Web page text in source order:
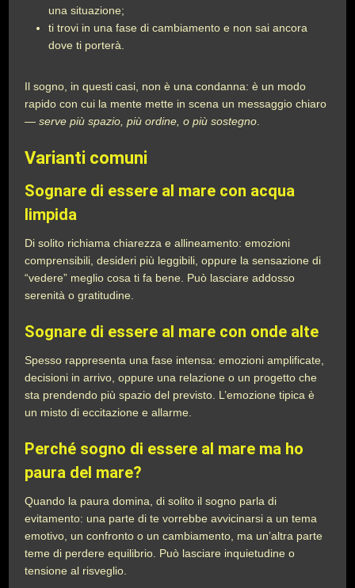
una situazione;
ti trovi in una fase di cambiamento e non sai ancora
dove ti porterà.
Il sogno, in questi casi, non è una condanna: è un modo
rapido con cui la mente mette in scena un messaggio chiaro
—serve più spazio, più ordine, o più sostegno
Varianti comuni
Sognare di essere al mare con acqua
limpida
Di solito richiama chiarezza e allineamento: emozioni
comprensibili, desideri più leggibili, oppure la sensazione di
“vedere” meglio cosa ti fa bene. Può lasciare addosso
serenità o gratitudine.
Sognare di essere al mare con onde alte
Spesso rappresenta una fase intensa: emozioni amplificate,
decisioni in arrivo, oppure una relazione o un progetto che
sta prendendo più spazio del previsto. L’emozione tipica è
un misto di eccitazione e allarme.
Perché sogno di essere al mare ma ho
paura del mare?
Quando la paura domina, di solito il sogno parla di
evitamento: una parte di te vorrebbe avvicinarsi a un tema
emotivo, un confronto o un cambiamento, ma un’altra parte
teme di perdere equilibrio. Può lasciare inquietudine o
tensione al risveglio.